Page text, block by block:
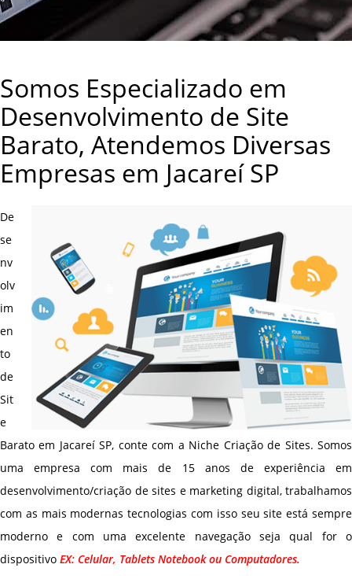
Somos Especializado em
Desenvolvimento de Site
Barato, Atendemos Diversas
Empresas em Jacareí SP
De
se
nv
olv
im
en
to
de
Sit
e
Barato em Jacareí SP, conte com a Niche Criação de Sites. Somos
uma empresa com mais de 15 anos de experiência em
desenvolvimento/criação de sites e marketing digital, trabalhamos
com as mais modernas tecnologias com isso seu site está sempre
moderno e com uma excelente navegação seja qual for o
dispositivo EX: Celular, Tablets Notebook ou Computadores.